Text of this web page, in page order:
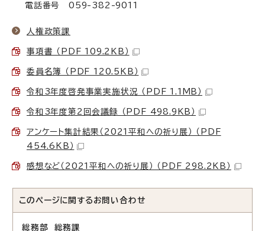
電話番号 059-382-9011
人権政策課
事項書 （PDF 109.2KB）
委員名簿 （PDF 120.5KB）
令和3年度啓発事業実施状況 （PDF 1.1MB）
令和3年度第2回会議録 （PDF 498.9KB）
アンケート集計結果（2021平和への祈り展） （PDF
454.6KB）
感想など（2021平和への祈り展） （PDF 298.2KB）
このページに関する お問い合わせ
総務部 総務課